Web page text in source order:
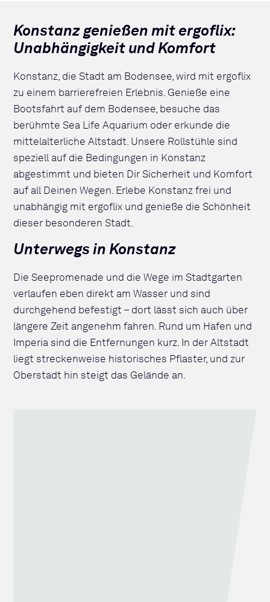
Konstanz genießen mit ergoflix:
Unabhängigkeit und Komfort
Konstanz, die Stadt am Bodensee, wird mit ergoflix
zu einem barrierefreien Erlebnis. Genieße eine
Bootsfahrt auf dem Bodensee, besuche das
berühmte Sea Life Aquarium oder erkunde die
mittelalterliche Altstadt. Unsere Rollstühle sind
speziell auf die Bedingungen in Konstanz
abgestimmt und bieten Dir Sicherheit und Komfort
auf all Deinen Wegen. Erlebe Konstanz frei und
unabhängig mit ergoflix und genieße die Schönheit
dieser besonderen Stadt.
Unterwegs in Konstanz
Die Seepromenade und die Wege im Stadtgarten
verlaufen eben direkt am Wasser und sind
durchgehend befestigt – dort lässt sich auch über
längere Zeit angenehm fahren. Rund um Hafen und
Imperia sind die Entfernungen kurz. In der Altstadt
liegt streckenweise historisches Pflaster, und zur
Oberstadt hin steigt das Gelände an.